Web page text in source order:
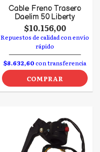
Cable Freno Trasero
Daelim 50 Liberty
$10.156,00
Repuestos de calidad con envío
rápido
$8.632,60con transferencia
COMPRAR